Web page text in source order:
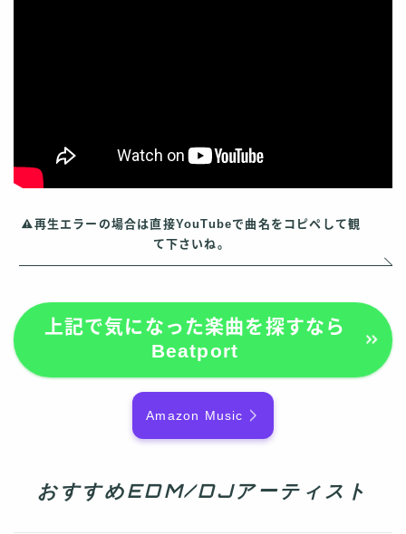
再生エラーの場合は直接YouTubeで曲名をコピペして観
て下さいね。
上記で気になった楽曲を探すなら
Beatport
Amazon Music
おすすめEDM/DJアーティスト